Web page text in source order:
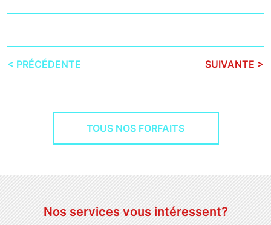
< PRÉCÉDENTE SUIVANTE >
TOUS NOS FORFAITS
Nos services vous intéressent?